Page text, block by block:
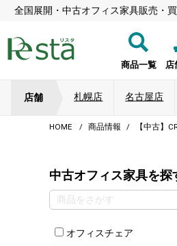
全国展開・中古オフィス家具販売・
商品一覧 店
店舗 札幌店 名古屋店
HOME 商品情報 【中古】
中古オフィス家具を探
オフィスチェア